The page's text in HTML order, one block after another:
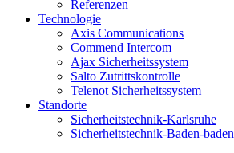
Referenzen
Technologie
Axis Communications
Commend Intercom
Ajax Sicherheitssystem​
Salto Zutrittskontrolle
Telenot Sicherheitssystem
Standorte
Sicherheitstechnik-Karlsruhe
Sicherheitstechnik-Baden-baden